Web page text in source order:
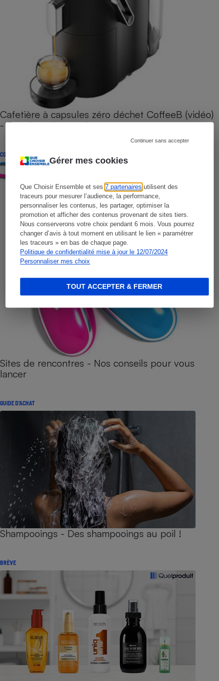
Gérer mes cookies
Que Choisir Ensemble et ses7 partenaires utilisent des
traceurs pour mesurer l’audience, la performance,
personnaliser les contenus, les partager, optimiser la
promotion et afficher des contenus provenant de sites tiers.
Nous conserverons votre choix pendant 6 mois. Vous pourrez
changer d’avis à tout moment en utilisant le lien « paramétrer
les traceurs » en bas de chaque page.
Politique de confidentialité mise à jour le 12/07/2024
Personnaliser mes choix
Continuer sans accepter
TOUT ACCEPTER & FERMER
Cafetière à capsules zéro déchet CoffeeB (vidéo)
- Premières impressions
CONSEILS
Sites de rencontres - Nos conseils pour vous
lancer
GUIDE D'ACHAT
Shampooings - Des shampooings au poil !
BRÈVE